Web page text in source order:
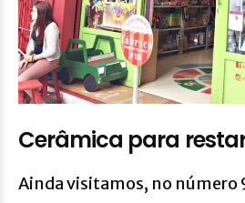
Cerâmica para
Ainda visitamos, no número